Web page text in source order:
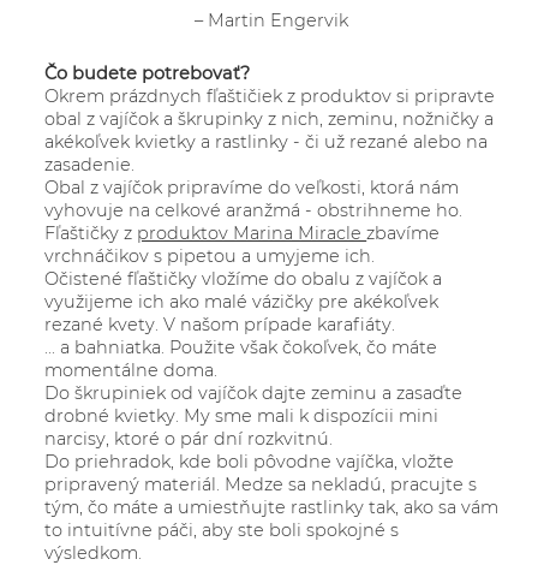
– Martin Engervik
Čo budete potrebovať?
Okrem prázdnych fľaštičiek z produktov si pripravte
obal z vajíčok a škrupinky z nich, zeminu, nožničky a
akékoľvek kvietky a rastlinky - či už rezané alebo na
zasadenie.
Obal z vajíčok pripravíme do veľkosti, ktorá nám
vyhovuje na celkové aranžmá - obstrihneme ho.
Fľaštičky z produktov Marina Miraclezbavíme
vrchnáčikov s pipetou a umyjeme ich.
Očistené fľaštičky vložíme do obalu z vajíčok a
využijeme ich ako malé vázičky pre akékoľvek
rezané kvety. V našom prípade karafiáty.
... a bahniatka. Použite však čokoľvek, čo máte
momentálne doma.
Do škrupiniek od vajíčok dajte zeminu a zasaďte
drobné kvietky. My sme mali k dispozícii mini
narcisy, ktoré o pár dní rozkvitnú.
Do priehradok, kde boli pôvodne vajíčka, vložte
pripravený materiál. Medze sa nekladú, pracujte s
tým, čo máte a umiestňujte rastlinky tak, ako sa vám
to intuitívne páči, aby ste boli spokojné s
výsledkom.